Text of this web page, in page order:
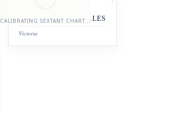
CALIBRATING SEXTANT CHART...
STATION REGISTRY
CHOPSHOP.SEYCHELLES
Victoria